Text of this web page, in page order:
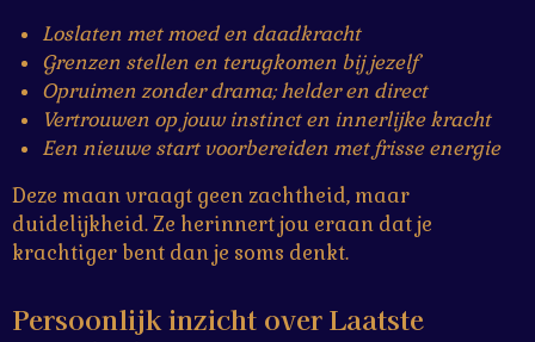
Loslaten met moed en daadkracht
Grenzen stellen en terugkomen bij jezelf
Opruimen zonder drama; helder en direct
Vertrouwen op jouw instinct en innerlijke kracht
Een nieuwe start voorbereiden met frisse energie
Deze maan vraagt geen zachtheid, maar
duidelijkheid. Ze herinnert jou eraan dat je
krachtiger bent dan je soms denkt.
Persoonlijk inzicht over Laatste